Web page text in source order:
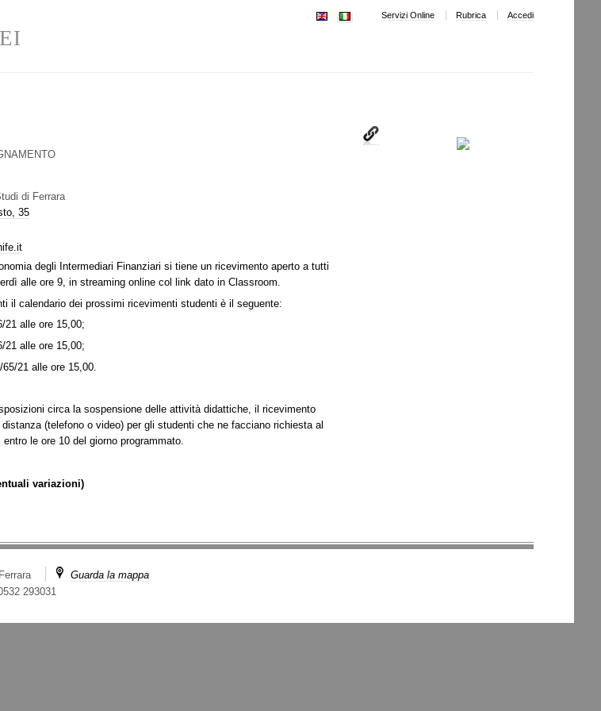
Servizi Online Rubrica Accedi
di Ferrara
35
degli Intermediari Finanziari si tiene un ricevimento aperto a tutti
alle ore 9, in streaming online col link dato in Classroom.
il calendario dei prossimi ricevimenti studenti è il seguente:
21 alle ore 15,00;
21 alle ore 15,00;
21 alle ore 15,00.
circa la sospensione delle attività didattiche, il ricevimento
(telefono o video) per gli studenti che ne facciano richiesta al
le ore 10 del giorno programmato.
variazioni)
Guarda la mappa
293031